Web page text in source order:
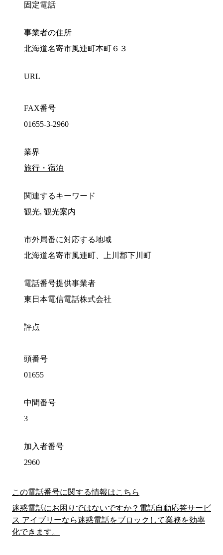
固定電話
事業者の住所
北海道名寄市風連町本町６３
URL
FAX番号
01655-3-2960
業界
旅行・宿泊
関連するキーワード
観光, 観光案内
市外局番に対応する地域
北海道名寄市風連町、上川郡下川町
電話番号提供事業者
東日本電信電話株式会社
評点
頭番号
01655
中間番号
3
加入者番号
2960
この電話番号に関する情報はこちら
迷惑電話にお困りではないですか？電話自動応答サービ
ス アイブリーなら迷惑電話をブロックして業務を効率
化できます。